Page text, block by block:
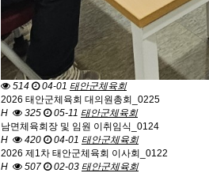
514 04-01 태안군체육회
2026 태안군체육회 대의원총회_0225
H
325 05-11 태안군체육회
남면체육회장 및 임원 이취임식_0124
H
420 04-01 태안군체육회
2026 제1차 태안군체육회 이사회_0122
H
507 02-03 태안군체육회